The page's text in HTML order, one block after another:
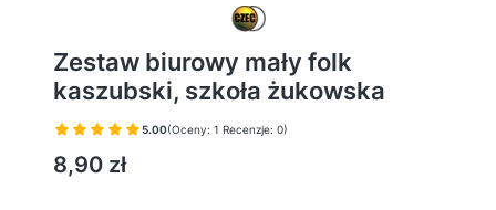
Zestaw biurowy mały folk
kaszubski, szkoła żukowska
5.00(Oceny: 1 Recenzje: 0)
Cena
8,90 zł